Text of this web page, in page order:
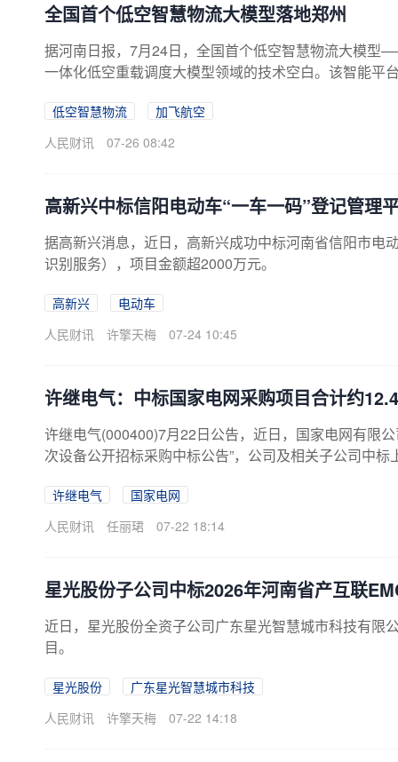
全国首个低空智慧物流大模型落地郑州
据河南日报，7月24日，全国首个低空智慧物流大模
一体化低空重载调度大模型领域的技术空白。该智能平
据融通、智能调度、重载作业、风险预警于一体，突破
超大载重能力与全场景适配优势，为应急救援、山区
低空智慧物流
加飞航空
人民财讯
07-26 08:42
高新兴中标信阳电动车“一车一码”登记管理
据高新兴消息，近日，高新兴成功中标河南省信阳市电
识别服务），项目金额超2000万元。
高新兴
电动车
人民财讯
许擎天梅 07-24 10:45
许继电气：中标国家电网采购项目合计约
许继电气(000400)7月22日公告，近日，国家电网有限
次设备公开招标采购中标公告”，公司及相关子公司中
许继电气
国家电网
人民财讯
任丽珺 07-22 18:14
星光股份子公司中标2026年河南省产互联
近日，星光股份全资子公司广东星光智慧城市科技有限
目。
星光股份
广东星光智慧城市科技
人民财讯
许擎天梅 07-22 14:18